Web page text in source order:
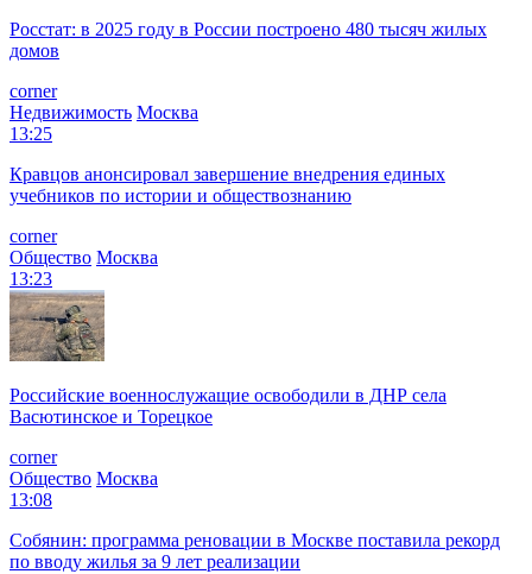
Росстат: в 2025 году в России построено 480 тысяч жилых
домов
corner
Недвижимость Москва
13:25
Кравцов анонсировал завершение внедрения единых
учебников по истории и обществознанию
corner
Общество Москва
13:23
Российские военнослужащие освободили в ДНР села
Васютинское и Торецкое
corner
Общество Москва
13:08
Собянин: программа реновации в Москве поставила рекорд
по вводу жилья за 9 лет реализации